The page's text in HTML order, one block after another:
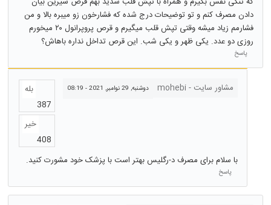
دادن مصرف کنم و تو توضیحات درج شده که فشارخون زو میبره بالا و من
فشارمم زیاد میشه وقتی تپش قلب میگیرم و قرص پروپرانول ۲۰ میخورم
روزی دو عدد. یکی ظهر و یکی شب. این قرص تداخل نداره باهاش؟
پاسخ
مشاور سایت - mohebi دوشنبه, 29 نوامبر, 2021 - 08:19
بله
387
خیر
408
با سلام برای مصرف د-رگلیس بهتر است با پزشک خود مشورت کنید.
پاسخ